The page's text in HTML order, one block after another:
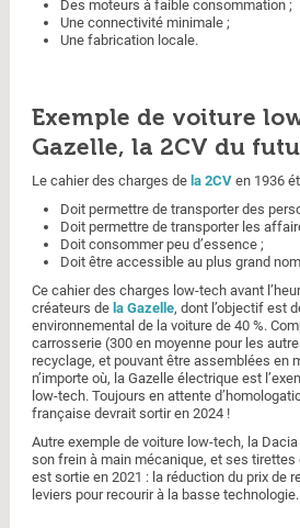
Des moteurs à faible consommation ;
Une connectivité minimale ;
Une fabrication locale.
Exemple de voiture
Gazelle, la 2CV du
Le cahier des charges de la 2CVen 1936
Doit permettre de transporter des
Doit permettre de transporter les
Doit consommer peu d’essence ;
Doit être accessible au plus grand
Ce cahier des charges low-tech avant
créateurs de la Gazelle, dont l’objectif est
environnemental de la voiture de 40 %.
carrosserie (300 en moyenne pour les
recyclage, et pouvant être assemblées en
n’importe où, la Gazelle électrique est
low-tech. Toujours en attente
française devrait sortir en 2024 !
Autre exemple de voiture low-tech, la
son frein à main mécanique, et ses
est sortie en 2021 : la réduction du prix de
leviers pour recourir à la basse technologie.